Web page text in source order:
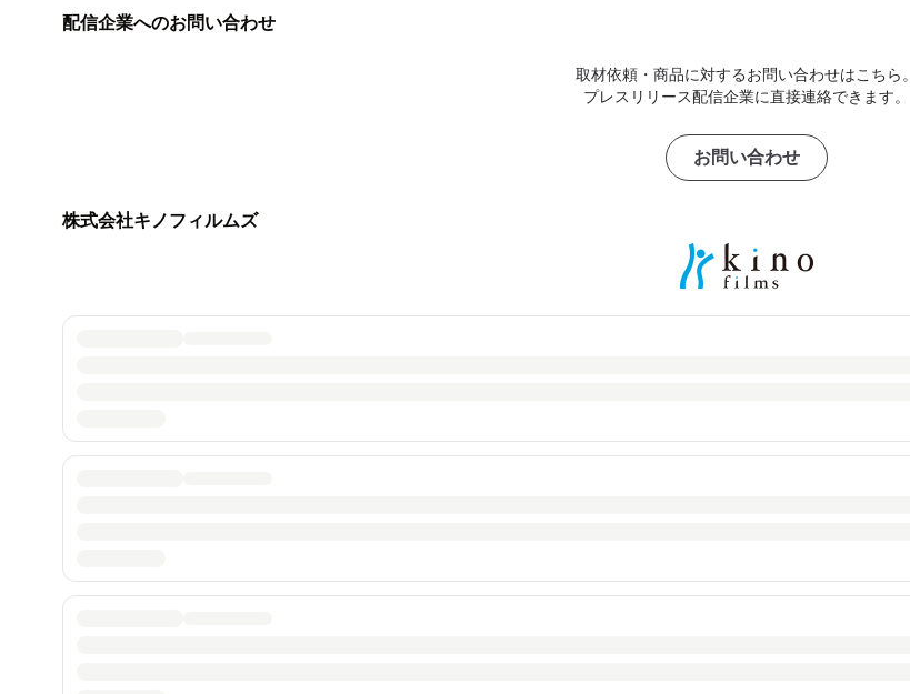
配信企業へのお問い合わせ
取材依頼・商品に対するお問い合わせはこちら。
プレスリリース配信企業に直接連絡できます。
お問い合わせ
株式会社キノフィルムズ